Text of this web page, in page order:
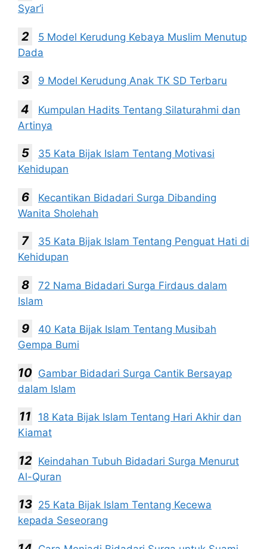
Syar’i
5 Model Kerudung Kebaya Muslim Menutup
Dada
9 Model Kerudung Anak TK SD Terbaru
Kumpulan Hadits Tentang Silaturahmi dan
Artinya
35 Kata Bijak Islam Tentang Motivasi
Kehidupan
Kecantikan Bidadari Surga Dibanding
Wanita Sholehah
35 Kata Bijak Islam Tentang Penguat Hati di
Kehidupan
72 Nama Bidadari Surga Firdaus dalam
Islam
40 Kata Bijak Islam Tentang Musibah
Gempa Bumi
Gambar Bidadari Surga Cantik Bersayap
dalam Islam
18 Kata Bijak Islam Tentang Hari Akhir dan
Kiamat
Keindahan Tubuh Bidadari Surga Menurut
Al-Quran
25 Kata Bijak Islam Tentang Kecewa
kepada Seseorang